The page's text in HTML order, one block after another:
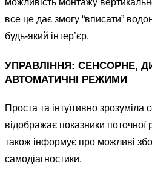
можливість монтажу
все це дає змогу “вписати”
будь-який інтер’єр.
УПРАВЛІННЯ: СЕНСОРНЕ,
АВТОМАТИЧНІ РЕЖИМИ
Проста та інтуїтивно зрозуміла
відображає показники поточної
також інформує про можливі
самодіагностики.